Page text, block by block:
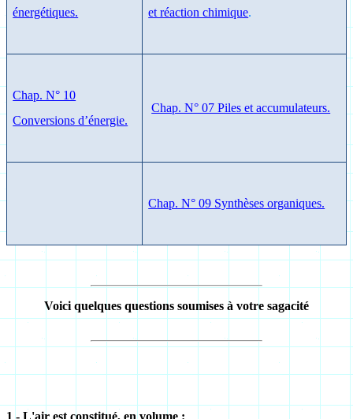
énergétiques.
et réaction chimique.
Chap. N° 10
Conversions d’énergie.
Chap. N° 07 Piles et accumulateurs.
Chap. N° 09 Synthèses organiques.
Voici quelques questions soumises à votre sagacité
1 - L'air est constitué, en volume :